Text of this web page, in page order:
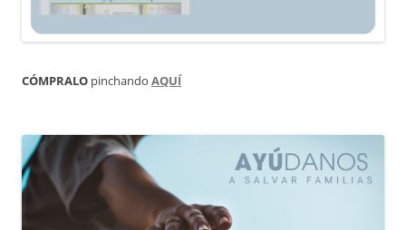
CÓMPRALO pinchando AQUÍ